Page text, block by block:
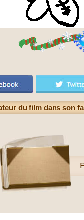
du film dans son